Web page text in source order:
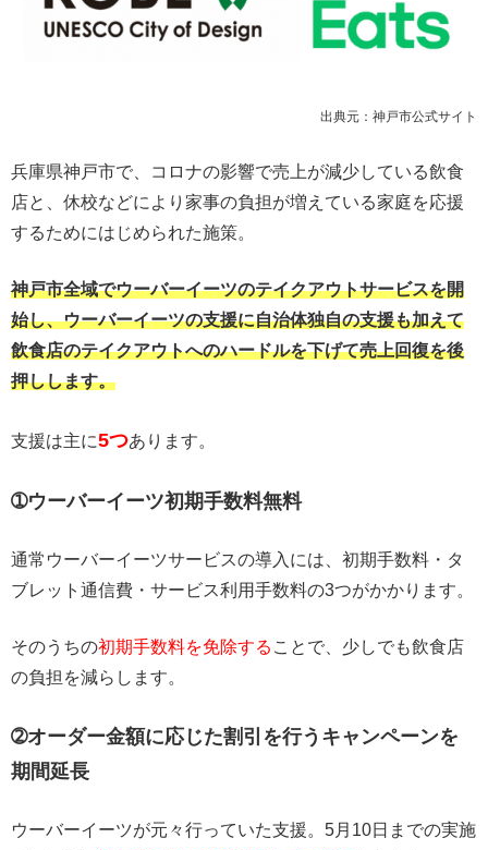
出典元：神戸市公式サイト
兵庫県神戸市で、コロナの影響で売上が減少している飲食
店と、休校などにより家事の負担が増えている家庭を応援
するためにはじめられた施策。
神戸市全域でウーバーイーツのテイクアウトサービスを開
始し、ウーバーイーツの支援に自治体独自の支援も加えて
飲食店のテイクアウトへのハードルを下げて売上回復を後
押しします。
支援は主に5つあります。
➀ウーバーイーツ初期手数料無料
通常ウーバーイーツサービスの導入には、初期手数料・タ
ブレット通信費・サービス利用手数料の3つがかかります。
そのうちの初期手数料を免除する ことで、少しでも飲食店
の負担を減らします。
➁オーダー金額に応じた割引を行うキャンペーンを
期間延長
ウーバーイーツが元々行っていた支援。5月10日までの実施